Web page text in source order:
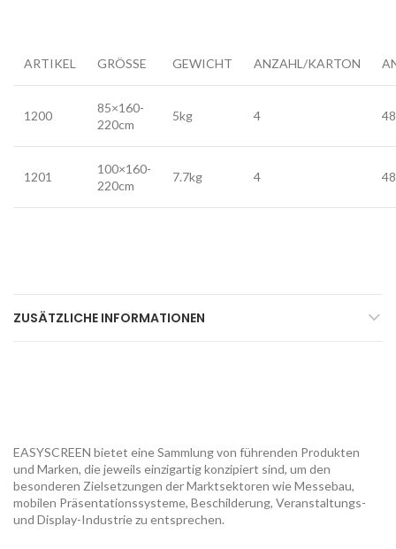
ARTIKEL GRÖSSE GEWICHT ANZAHL/KARTON
1200
85×160-
220cm
5kg 4
1201
100×160-
220cm
7.7kg 4
ZUSÄTZLICHE INFORMATIONEN
EASYSCREEN bietet eine Sammlung von führenden Produkten
und Marken, die jeweils einzigartig konzipiert sind, um den
besonderen Zielsetzungen der Marktsektoren wie Messebau,
mobilen Präsentationssysteme, Beschilderung, Veranstaltungs-
und Display-Industrie zu entsprechen.